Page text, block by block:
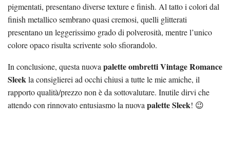
pigmentati, presentano diverse texture e finish. Al tatto i colori dal
finish metallico sembrano quasi cremosi, quelli glitterati
presentano un leggerissimo grado di polverosità, mentre l’unico
colore opaco risulta scrivente solo sfiorandolo.
In conclusione, questa nuovapalette ombretti Vintage Romance
Sleekla consiglierei ad occhi chiusi a tutte le mie amiche, il
rapporto qualità/prezzo non è da sottovalutare. Inutile dirvi che
attendo con rinnovato entusiasmo la nuovapalette Sleek! 😉